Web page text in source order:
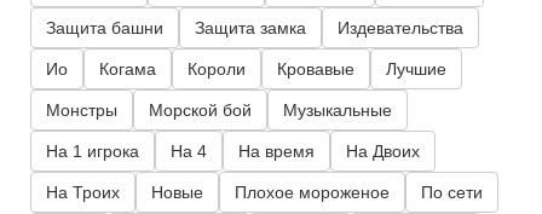
Защита башни Защита замка Издевательства
Ио Когама Короли Кровавые Лучшие
Монстры Морской бой Музыкальные
На 1 игрока На 4 На время На Двоих
На Троих Новые Плохое мороженое По сети